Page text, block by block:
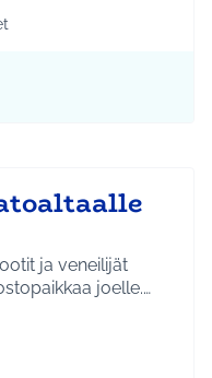
Liikunta ja
ja veneilijät
joelle.…
mukaan: Ympäristö